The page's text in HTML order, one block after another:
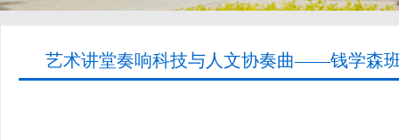
艺术讲堂奏响科技与人文协奏曲——钱学森